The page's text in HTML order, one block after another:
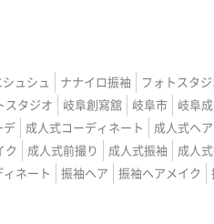
ュシュ ナナイロ振袖 フォトスタジ
スタジオ 岐阜創寫舘 岐阜市 岐阜
デ 成人式コーディネート
成人式ヘア
ク 成人式前撮り 成人式振袖
成人
ネート 振袖ヘア 振袖ヘアメイク